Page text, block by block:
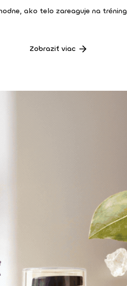
ako telo zareaguje na tréning
Zobraziť viac